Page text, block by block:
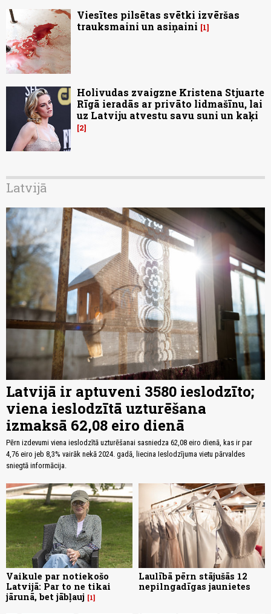
Viesītes pilsētas svētki izvēršas
trauksmaini un asiņaini
1
Holivudas zvaigzne Kristena Stjuarte
Rīgā ieradās ar privāto lidmašīnu, lai
uz Latviju atvestu savu suni un kaķi
2
Latvijā
Latvijā ir aptuveni 3580 ieslodzīto;
viena ieslodzītā uzturēšana
izmaksā 62,08 eiro dienā
Pērn izdevumi viena ieslodzītā uzturēšanai sasniedza 62,08 eiro dienā, kas ir par
4,76 eiro jeb 8,3% vairāk nekā 2024. gadā, liecina Ieslodzījuma vietu pārvaldes
sniegtā informācija.
Vaikule par notiekošo
Latvijā: Par to ne tikai
jārunā, bet jābļauj
1
Laulībā pērn stājušās 12
nepilngadīgas jaunietes